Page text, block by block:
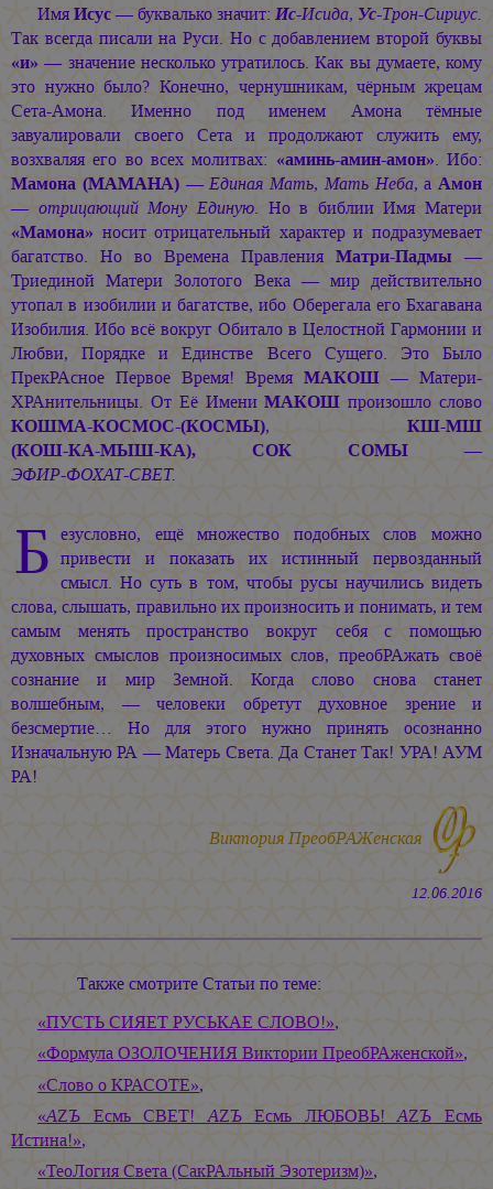
ИмяИсус— буквалько значит: Ис-Исида, Ус-Трон-Сириус.
Так всегда писали на Руси. Но с добавлением второй буквы
«и» — значение несколько утратилось. Как вы думаете, кому
это нужно было? Конечно, чернушникам, чёрным жрецам
Сета-Амона. Именно под именем Амона тёмные
завуалировали своего Сета и продолжают служить ему,
возхваляя его во всех молитвах: «аминь-амин-амон». Ибо:
Мамона (МАМАНА)—Единая Мать, Мать Неба, а Амон
— отрицающий Мону Единую. Но в библии Имя Матери
«Мамона» носит отрицательный характер и подразумевает
багатство. Но во Времена Правления Матри-Падмы —
Триединой Матери Золотого Века — мир действительно
утопал в изобилии и багатстве, ибо Оберегала его Бхагавана
Изобилия. Ибо всё вокруг Обитало в Целостной Гармонии и
Любви, Порядке и Единстве Всего Сущего. Это Было
ПрекРАсное Первое Время! Время МАКОШ — Матери-
ХРАнительницы. От Её ИмениМАКОШ произошло слово
КОШМА-КОСМОС-(КОСМЫ), КШ-МШ
(КОШ-КА-МЫШ-КА), СОК СОМЫ —
ЭФИР-ФОХАТ-СВЕТ.
Б езусловно, ещё множество подобных слов можно
привести и показать их истинный первозданный
смысл. Но суть в том, чтобы русы научились видеть
слова, слышать, правильно их произносить и понимать, и тем
самым менять пространство вокруг себя с помощью
духовных смыслов произносимых слов, преобРАжать своё
сознание и мир Земной. Когда слово снова станет
волшебным, — человеки обретут духовное зрение и
безсмертие… Но для этого нужно принять осознанно
Изначальную РА — Матерь Света. Да Станет Так! УРА! АУМ
РА!
Виктория ПреобРАЖенская
12.06.2016
Также смотрите Статьи по теме:
«ПУСТЬ СИЯЕТ РУСЬКАЕ СЛОВО!»,
«Формула ОЗОЛОЧЕНИЯ Виктории ПреобРАженской»,
«Слово о КРАСОТЕ»,
«АZЪ Есмь СВЕТ!АZЪЕсмь ЛЮБОВЬ!АZЪ Есмь
Истина!»,
«ТеоЛогия Света (СакРАльный Эзотеризм)»,